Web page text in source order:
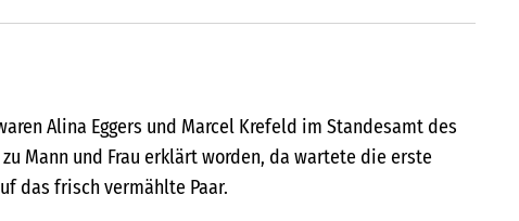
Alina Eggers und Marcel Krefeld im Standesamt des
Mann und Frau erklärt worden, da wartete die erste
das frisch vermählte Paar.